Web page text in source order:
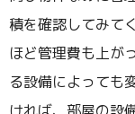
積を確認してみて
ほど管理費も上が
る設備によっても